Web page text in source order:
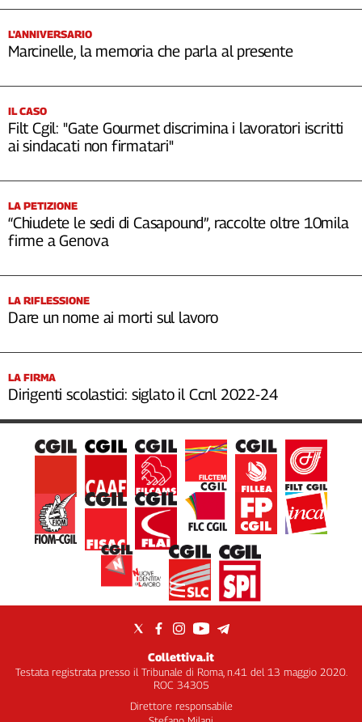
L'ANNIVERSARIO
Marcinelle, la memoria che parla al presente
IL CASO
Filt Cgil: "Gate Gourmet discrimina i lavoratori iscritti
ai sindacati non firmatari"
LA PETIZIONE
“Chiudete le sedi di Casapound”, raccolte oltre 10mila
firme a Genova
LA RIFLESSIONE
Dare un nome ai morti sul lavoro
LA FIRMA
Dirigenti scolastici: siglato il Ccnl 2022-24
Collettiva.it
Testata registrata presso il Tribunale di Roma, n.41 del 13 maggio 2020.
ROC 34305
Direttore responsabile